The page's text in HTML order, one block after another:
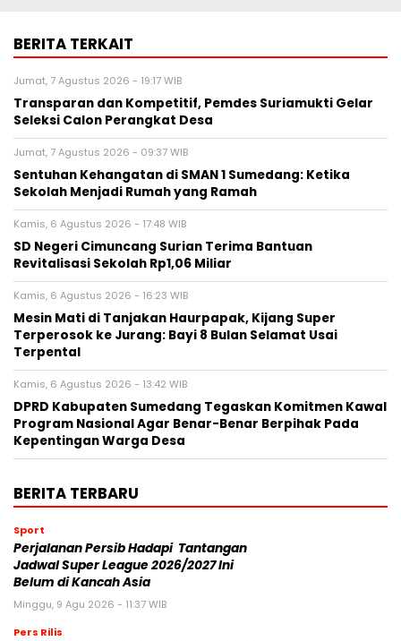
BERITA TERKAIT
Jumat, 7 Agustus 2026 - 19:17 WIB
Transparan dan Kompetitif, Pemdes Suriamukti Gelar
Seleksi Calon Perangkat Desa
Jumat, 7 Agustus 2026 - 09:37 WIB
Sentuhan Kehangatan di SMAN 1 Sumedang: Ketika
Sekolah Menjadi Rumah yang Ramah
Kamis, 6 Agustus 2026 - 17:48 WIB
SD Negeri Cimuncang Surian Terima Bantuan
Revitalisasi Sekolah Rp1,06 Miliar
Kamis, 6 Agustus 2026 - 16:23 WIB
Mesin Mati di Tanjakan Haurpapak, Kijang Super
Terperosok ke Jurang: Bayi 8 Bulan Selamat Usai
Terpental
Kamis, 6 Agustus 2026 - 13:42 WIB
DPRD Kabupaten Sumedang Tegaskan Komitmen Kawal
Program Nasional Agar Benar-Benar Berpihak Pada
Kepentingan Warga Desa
BERITA TERBARU
Sport
Perjalanan Persib Hadapi Tantangan
Jadwal Super League 2026/2027 Ini
Belum di Kancah Asia
Minggu, 9 Agu 2026 - 11:37 WIB
Pers Rilis